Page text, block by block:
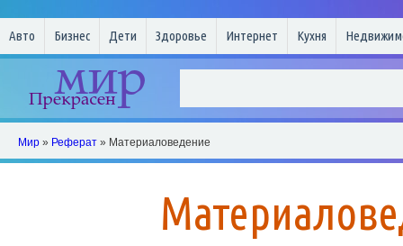
Авто Бизнес Дети Здоровье Интернет Кухня
Мир » Реферат » Материаловедение